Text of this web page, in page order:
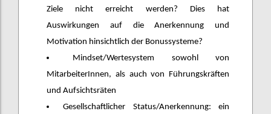
Ziele nicht erreicht werden? Dies hat
Auswirkungen auf die Anerkennung und
Motivation hinsichtlich der Bonussysteme?
Mindset/Wertesystem sowohl von
MitarbeiterInnen, als auch von Führungskräften
und Aufsichtsräten
Gesellschaftlicher Status/Anerkennung: ein